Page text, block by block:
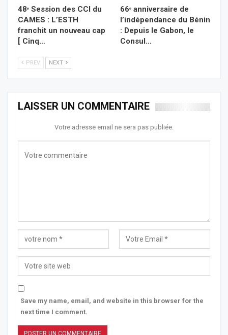
48ᵉ Session des CCI du
CAMES : L’ESTH
franchit un nouveau cap
[ Cinq…
66ᵉ anniversaire de
l’indépendance du Bénin
: Depuis le Gabon, le
Consul…
PREV NEXT
LAISSER UN COMMENTAIRE
Votre adresse email ne sera pas publiée.
Save my name, email, and website in this browser for the
next time I comment.